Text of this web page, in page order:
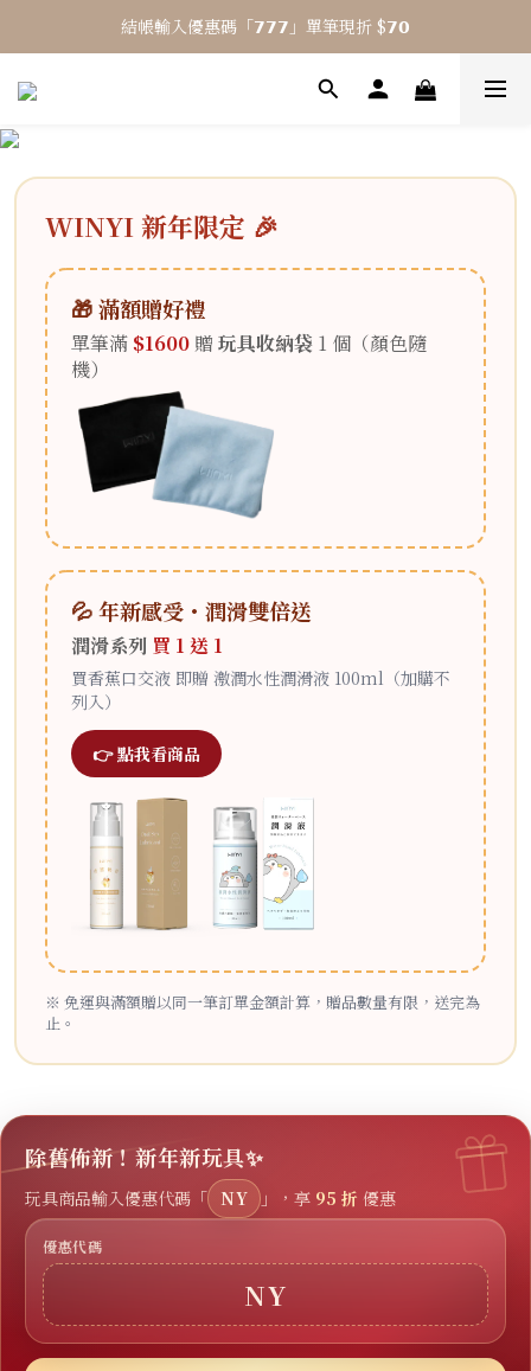
⎯ 𝟴 月活動 WINYI 七夕愉悅月⎯
結帳輸入優惠碼「𝟳𝟳𝟳」單筆現折 $𝟳𝟬
⎯ 𝟴 月活動 WINYI 七夕愉悅月⎯
WINYI 新年限定 🎉
🎁 滿額贈好禮
單筆滿$1600 贈 玩具收納袋 1 個（顏色隨
機）
💦 年新感受・潤滑雙倍送
潤滑系列 買 1 送 1
買香蕉口交液 即贈 激潤水性潤滑液 100ml（加購不
列入）
👉 點我看商品
※ 免運與滿額贈以同一筆訂單金額計算，贈品數量有限，送完為
止。
除舊佈新！新年新玩具✨
玩具商品輸入優惠代碼「 NY 」，享 95 折 優惠
優惠代碼
NY